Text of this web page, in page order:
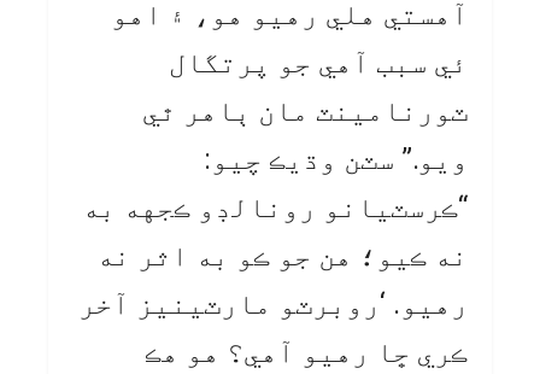
آهستي هلي رهيو هو، ۽ اهو
ئي سبب آهي جو پرتگال
ٽورنامينٽ مان ٻاهر ٿي
ويو.” سٽن وڌيڪ چيو:
“ڪرسٽيانو رونالڊو ڪجهه به
نه ڪيو؛ هن جو ڪو به اثر نه
رهيو. ‘روبرٽو مارٽينيز آخر
ڪري ڇا رهيو آهي؟ هو هڪ